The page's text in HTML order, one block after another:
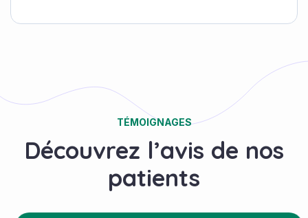
TÉMOIGNAGES
Découvrez l’avis de nos
patients